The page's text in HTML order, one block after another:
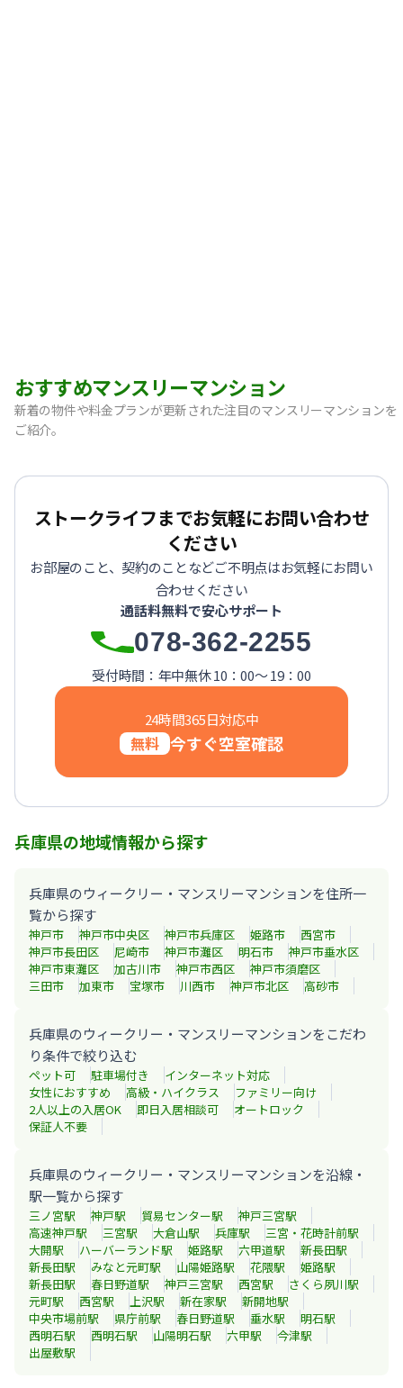
おすすめマンスリーマンション
新着の物件や料金プランが更新された注目のマンスリーマンションを
ご紹介。
【灘区・JR六甲道】Sステイ六甲道SOUTH・OL｜禁煙ル
【東灘区・摂津本山】Sステイ本山サンハイツOL｜禁煙
【東灘区・JR住吉】Sステイ神戸住吉本町OL｜禁煙ルーム
【東灘区・阪神御影】Sステイ御影本町OL｜禁煙ルーム・
【神戸・春日野道】Sステイ三宮東アスヴェル｜禁煙ルー
【宝塚市・逆瀬川】Sステイ逆瀬川｜禁煙ルーム・Wi-Fi無料
【西宮北口】Sステイ西宮北口第２｜禁煙ルーム・Wi-Fi
【西宮北口】Sステイ西宮北口第２｜禁煙ルーム・Wi-Fi
【神戸・三宮】Sステイ神戸三宮レガニール｜禁煙ルーム
ストークライフまでお気軽にお問い合わせ
ください
お部屋のこと、契約のことなどご不明点はお気軽にお問い
合わせください
通話料無料で安心サポート
078-362-2255
受付時間：年中無休 10：00～ 19：00
24時間365日対応中
無料 今すぐ空室確認
兵庫県の地域情報から探す
兵庫県のウィークリー・マンスリーマンションを住所一
覧から探す
神戸市 神戸市中央区 神戸市兵庫区 姫路市
西宮市
神戸市長田区
尼崎市 神戸市灘区 明石市
神戸市垂水区
神戸市東灘区
加古川市 神戸市西区
神戸市須磨区
三田市
加東市 宝塚市 川西市 神戸市北区 高砂市
兵庫県のウィークリー・マンスリーマンションをこだわ
り条件で絞り込む
ペット可 駐車場付き
インターネット対応
女性におすすめ
高級・ハイクラス
ファミリー向け
2人以上の入居OK
即日入居相談可
オートロック
保証人不要
兵庫県のウィークリー・マンスリーマンションを沿線・
駅一覧から探す
三ノ宮駅 神戸駅 貿易センター駅 神戸三宮駅
高速神戸駅 三宮駅 大倉山駅 兵庫駅 三宮・花時計前駅
大開駅 ハーバーランド駅 姫路駅 六甲道駅 新長田駅
新長田駅 みなと元町駅 山陽姫路駅 花隈駅 姫路駅
新長田駅 春日野道駅 神戸三宮駅 西宮駅 さくら夙川駅
元町駅 西宮駅 上沢駅 新在家駅 新開地駅
中央市場前駅 県庁前駅 春日野道駅 垂水駅 明石駅
西明石駅 西明石駅 山陽明石駅 六甲駅 今津駅
出屋敷駅